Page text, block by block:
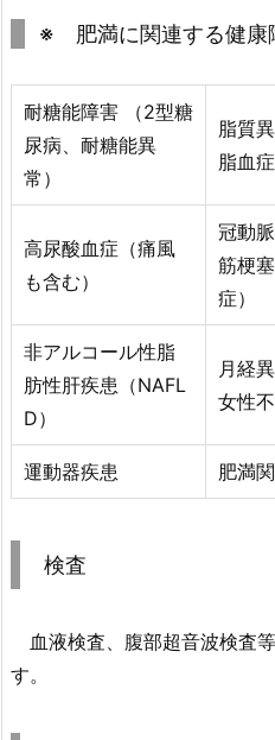
※ 肥満に関連する健康
耐糖能障害 （2型糖
尿病、耐糖能異
常）
脂質
脂血症
高尿酸血症（痛風
も含む）
冠動
筋梗
症）
非アルコール性脂
肪性肝疾患（NAFL
D）
月経
女性
運動器疾患 肥満
検査
血液検査、腹部超音波検査
す。